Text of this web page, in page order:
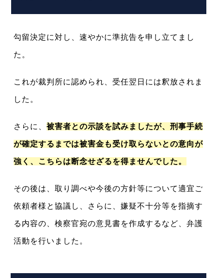
勾留決定に対し、速やかに準抗告を申し立てまし
た。
これが裁判所に認められ、受任翌日には釈放されま
した。
さらに、被害者との示談を試みましたが、刑事手続
が確定するまでは被害金も受け取らないとの意向が
強く、こちらは断念せざるを得ませんでした。
その後は、取り調べや今後の方針等について適宜ご
依頼者様と協議し、さらに、嫌疑不十分等を指摘す
る内容の、検察官宛の意見書を作成するなど、弁護
活動を行いました。